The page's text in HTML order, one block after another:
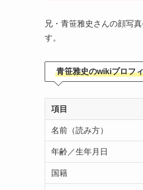
兄・青笹雅史さんの顔写
す。
青笹雅史のwikiプロフ
項目
名前（読み方）
年齢／生年月日
国籍